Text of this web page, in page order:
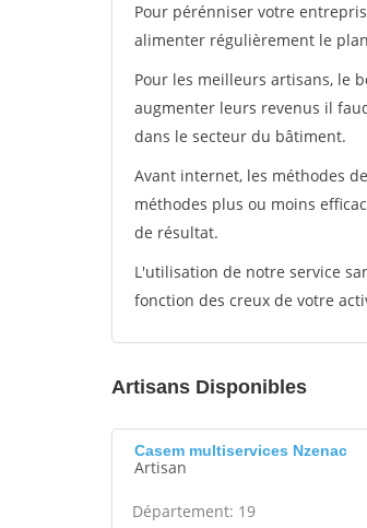
Pour pérénniser votre
alimenter régulièrement le
Pour les meilleurs artisans, le
augmenter leurs revenus il
dans le secteur du bâtiment.
Avant internet, les méthodes
méthodes plus ou moins
de résultat.
L'utilisation de notre service
fonction des creux de votre
Artisans Disponibles
Casem multiservices Nzenac
Artisan
Département: 19